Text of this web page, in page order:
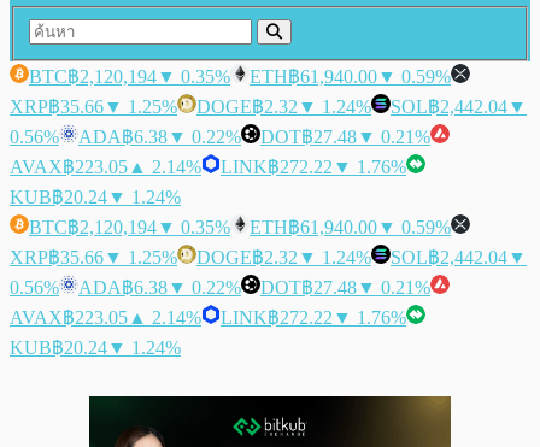
BTC฿2,120,194▼ 0.35% ETH฿61,940.00▼ 0.59%
XRP฿35.66▼ 1.25% DOGE฿2.32 ▼ 1.24% SOL฿2,442.04▼
0.56%
ADA฿6.38▼ 0.22% DOT฿27.48▼ 0.21%
AVAX฿223.05 ▲ 2.14% LINK฿272.22 ▼ 1.76%
KUB฿20.24▼ 1.24%
BTC฿2,120,194▼ 0.35% ETH฿61,940.00▼ 0.59%
XRP฿35.66▼ 1.25% DOGE฿2.32 ▼ 1.24% SOL฿2,442.04▼
0.56%
ADA฿6.38▼ 0.22% DOT฿27.48▼ 0.21%
AVAX฿223.05 ▲ 2.14% LINK฿272.22 ▼ 1.76%
KUB฿20.24▼ 1.24%